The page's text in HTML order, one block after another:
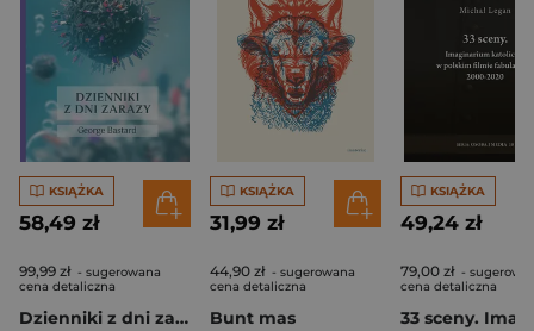
KSIĄŻKA
58,49 zł
99,99 zł - sugerowana
cena detaliczna
Dzienniki z dni zarazy
KSIĄŻKA
31,99 zł
44,90 zł - sugerowana
cena detaliczna
Bunt mas
KSIĄŻKA
49,24 zł
79,00 zł -
cena detaliczna